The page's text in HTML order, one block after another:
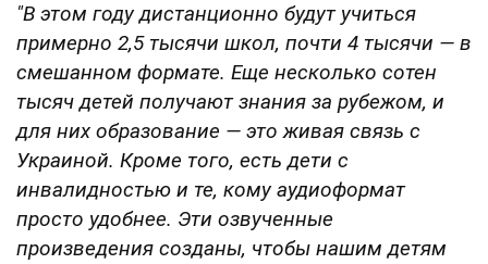
"В этом году дистанционно будут учиться
примерно 2,5 тысячи школ, почти 4 тысячи — в
смешанном формате. Еще несколько сотен
тысяч детей получают знания за рубежом, и
для них образование — это живая связь с
Украиной. Кроме того, есть дети с
инвалидностью и те, кому аудиоформат
просто удобнее. Эти озвученные
произведения созданы, чтобы нашим детям